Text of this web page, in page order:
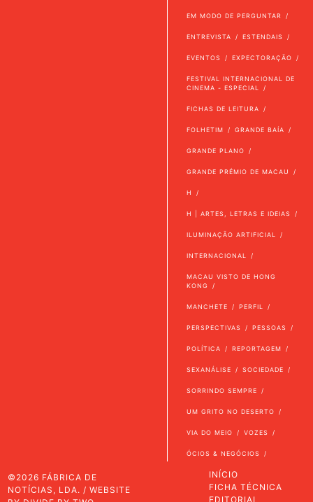
EM MODO DE PERGUNTAR
ENTREVISTA ESTENDAIS
EVENTOS EXPECTORAÇÃO
FESTIVAL INTERNACIONAL DE
CINEMA - ESPECIAL
FICHAS DE LEITURA
FOLHETIM GRANDE BAÍA
GRANDE PLANO
GRANDE PRÉMIO DE MACAU
H
H | ARTES, LETRAS E IDEIAS
ILUMINAÇÃO ARTIFICIAL
INTERNACIONAL
MACAU VISTO DE HONG
KONG
MANCHETE PERFIL
PERSPECTIVAS PESSOAS
POLÍTICA REPORTAGEM
SEXANÁLISE SOCIEDADE
SORRINDO SEMPRE
UM GRITO NO DESERTO
VIA DO MEIO VOZES
ÓCIOS & NEGÓCIOS
©2026 FÁBRICA DE
NOTÍCIAS, LDA. / WEBSITE
INÍCIO
FICHA TÉCNICA
EDITORIAL